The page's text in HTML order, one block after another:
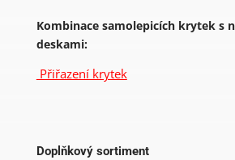
Kombinace samolepicích krytek s
deskami:
Přiřazení krytek
Doplňkový sortiment